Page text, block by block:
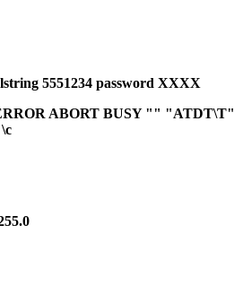
5551234 password XXXX
ABORT BUSY "" "ATDT\T"